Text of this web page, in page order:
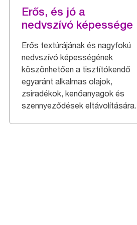
Erős, és jó a
nedvszívó képessége
Erős textúrájának és nagyfokú
nedvszívó képességének
köszönhetően a tisztítókendő
egyaránt alkalmas olajok,
zsiradékok, kenőanyagok és
szennyeződések eltávolítására.